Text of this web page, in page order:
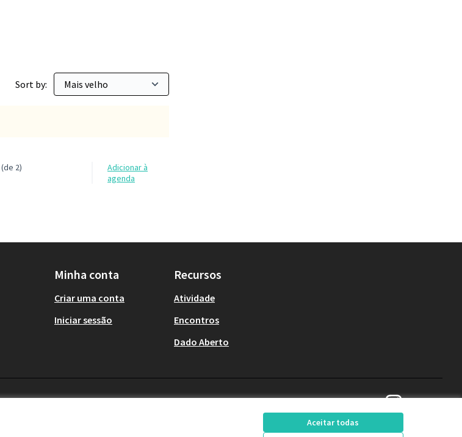
Aceitar todas
Sort by:
(de 2)
Adicionar à
agenda
Minha conta
Criar uma conta
Iniciar sessão
Recursos
Atividade
Encontros
Dado Aberto
Decide Contagem
(Link externo)